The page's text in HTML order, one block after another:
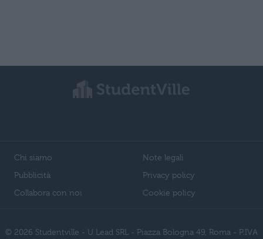
Chi siamo
Pubblicità
Collabora con noi
Note legali
Privacy policy
Cookie policy
© 2026 Studentville - U Lead SRL - Piazza Bologna 49, Roma - P.IVA